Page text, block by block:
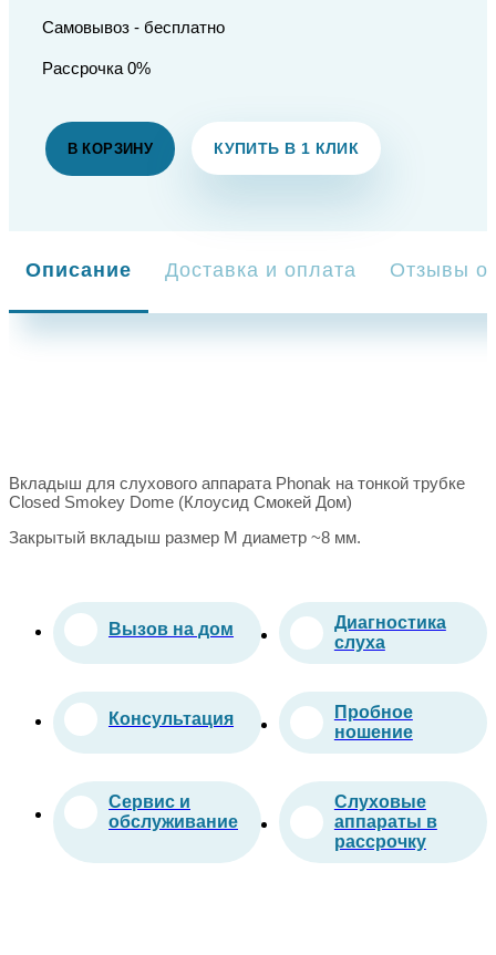
Самовывоз - бесплатно
Рассрочка 0%
В КОРЗИНУ КУПИТЬ В 1 КЛИК
Описание Доставка и оплата Отзывы о
Вкладыш для слухового аппарата Phonak на тонкой трубке
Closed Smokey Dome (Клоусид Смокей Дом)
Закрытый вкладыш размер M диаметр ~8 мм.
Вызов на дом
Диагностика
слуха
Консультация
Пробное
ношение
Сервис и
обслуживание
Слуховые
аппараты в
рассрочку